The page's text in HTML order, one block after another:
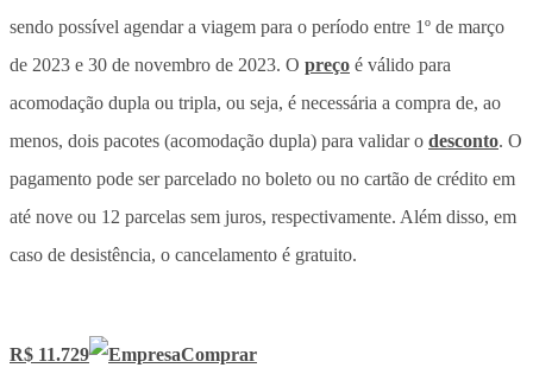
sendo possível agendar a viagem para o período entre 1º de março
de 2023 e 30 de novembro de 2023. O preço é válido para
acomodação dupla ou tripla, ou seja, é necessária a compra de, ao
menos, dois pacotes (acomodação dupla) para validar o desconto. O
pagamento pode ser parcelado no boleto ou no cartão de crédito em
até nove ou 12 parcelas sem juros, respectivamente. Além disso, em
caso de desistência, o cancelamento é gratuito.
R$ 11.729 Comprar